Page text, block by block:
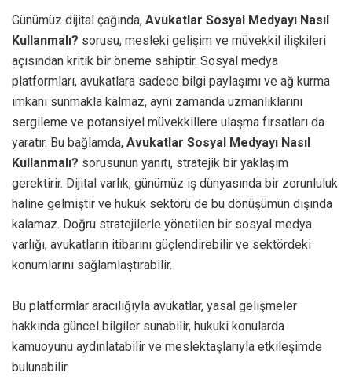
Günümüz dijital çağında, Avukatlar Sosyal Medyayı Nasıl
Kullanmalı? sorusu, mesleki gelişim ve müvekkil ilişkileri
açısından kritik bir öneme sahiptir. Sosyal medya
platformları, avukatlara sadece bilgi paylaşımı ve ağ kurma
imkanı sunmakla kalmaz, aynı zamanda uzmanlıklarını
sergileme ve potansiyel müvekkillere ulaşma fırsatları da
yaratır. Bu bağlamda, Avukatlar Sosyal Medyayı Nasıl
Kullanmalı? sorusunun yanıtı, stratejik bir yaklaşım
gerektirir. Dijital varlık, günümüz iş dünyasında bir zorunluluk
haline gelmiştir ve hukuk sektörü de bu dönüşümün dışında
kalamaz. Doğru stratejilerle yönetilen bir sosyal medya
varlığı, avukatların itibarını güçlendirebilir ve sektördeki
konumlarını sağlamlaştırabilir.
Bu platformlar aracılığıyla avukatlar, yasal gelişmeler
hakkında güncel bilgiler sunabilir, hukuki konularda
kamuoyunu aydınlatabilir ve meslektaşlarıyla etkileşimde
bulunabilir